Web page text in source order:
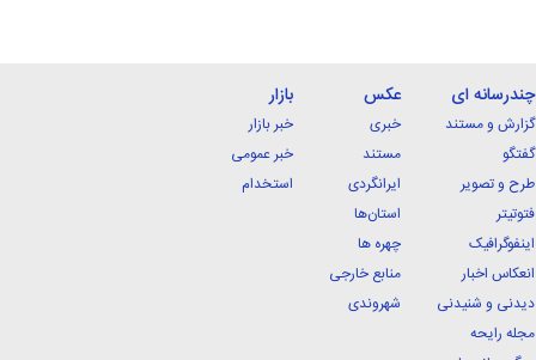
چندرسانه ای
گزارش و مستند
گفتگو
طرح و تصویر
فتوتیتر
اینفوگرافیک
انعکاس اخبار
دیدنی و شنیدنی
مجله رایحه
عکس
خبری
مستند
ایرانگردی
استان‌ها
چهره ها
منابع خارجی
شهروندی
بازار
خبر بازار
خبر عمومی
استخدام